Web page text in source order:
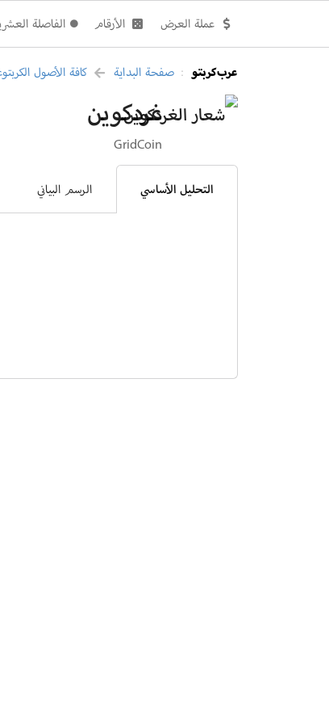
عملة العرض الأرقام الفاصلة
عرب كربتو : صفحة البداية كافة الأصول
غردكوين
GridCoin
التحليل الأساسي الرسم البياني